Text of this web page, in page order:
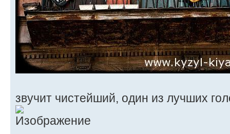
звучит чистейший, один из лучших